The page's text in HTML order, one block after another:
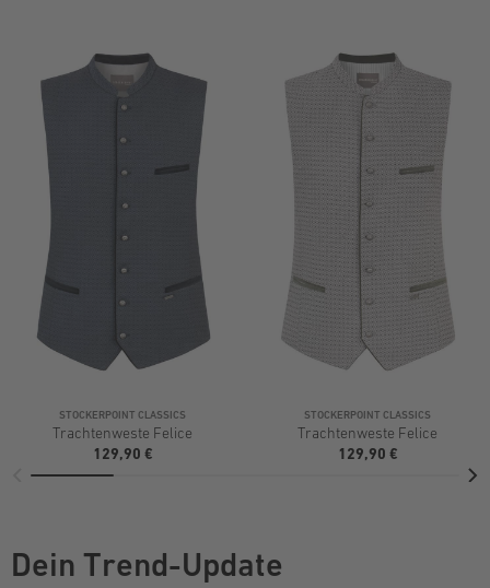
STOCKERPOINT CLASSICS
Trachtenweste Felice
129,90 €
STOCKERPOINT CLASSICS
Trachtenweste Felice
129,90 €
Dein Trend-Update